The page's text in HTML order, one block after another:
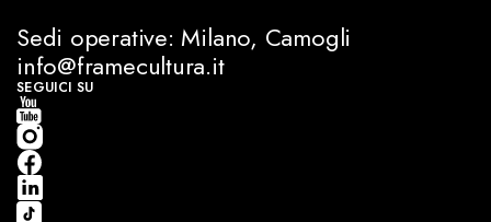
Sedi operative: Milano, Camogli
info@framecultura.it
SEGUICI SU